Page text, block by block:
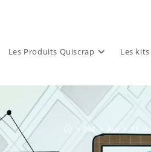
Les Produits Quiscrap Les kits
> PM > Avr > 11